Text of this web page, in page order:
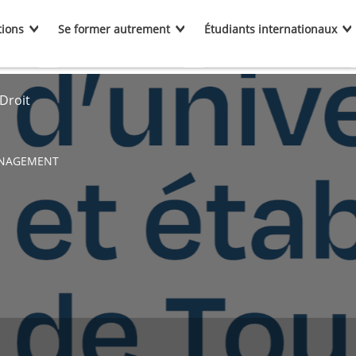
Se former autrement Étudiants internationaux
Droit